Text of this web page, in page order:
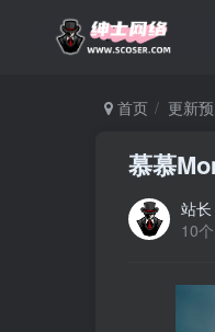
首页 更新
慕慕
站长
10